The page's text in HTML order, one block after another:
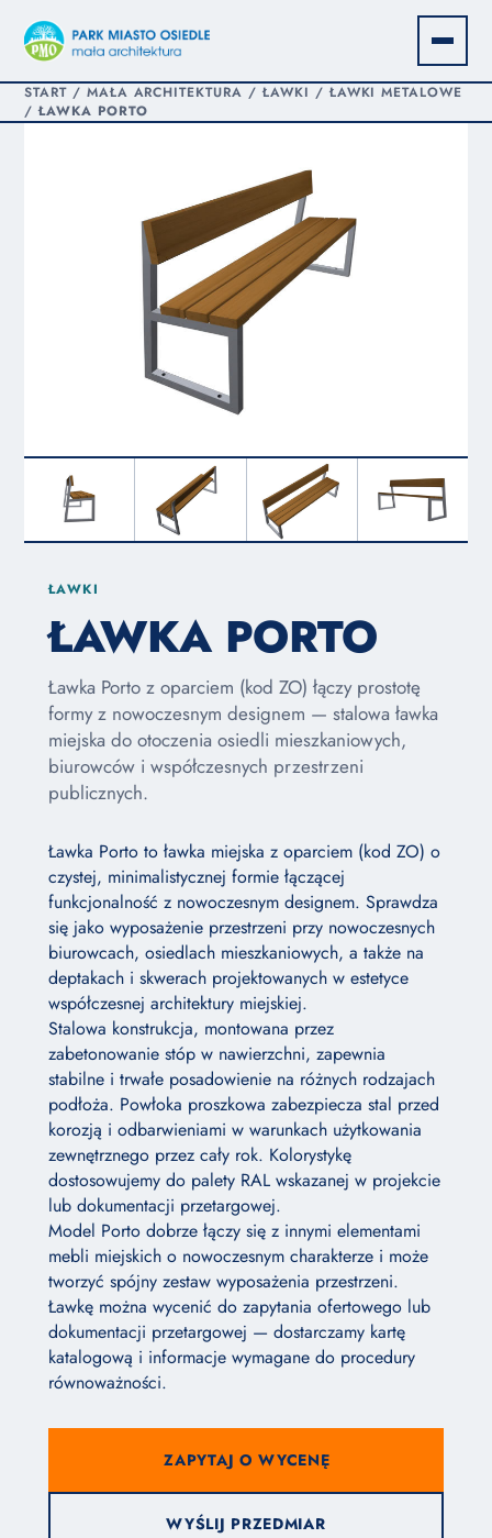
START/ MAŁA ARCHITEKTURA / ŁAWKI / ŁAWKI METALOWE
/ŁAWKA PORTO
ŁAWKI
ŁAWKA PORTO
Ławka Porto z oparciem (kod ZO) łączy prostotę
formy z nowoczesnym designem — stalowa ławka
miejska do otoczenia osiedli mieszkaniowych,
biurowców i współczesnych przestrzeni
publicznych.
Ławka Porto to ławka miejska z oparciem (kod ZO) o
czystej, minimalistycznej formie łączącej
funkcjonalność z nowoczesnym designem. Sprawdza
się jako wyposażenie przestrzeni przy nowoczesnych
biurowcach, osiedlach mieszkaniowych, a także na
deptakach i skwerach projektowanych w estetyce
współczesnej architektury miejskiej.
Stalowa konstrukcja, montowana przez
zabetonowanie stóp w nawierzchni, zapewnia
stabilne i trwałe posadowienie na różnych rodzajach
podłoża. Powłoka proszkowa zabezpiecza stal przed
korozją i odbarwieniami w warunkach użytkowania
zewnętrznego przez cały rok. Kolorystykę
dostosowujemy do palety RAL wskazanej w projekcie
lub dokumentacji przetargowej.
Model Porto dobrze łączy się z innymi elementami
mebli miejskich o nowoczesnym charakterze i może
tworzyć spójny zestaw wyposażenia przestrzeni.
Ławkę można wycenić do zapytania ofertowego lub
dokumentacji przetargowej — dostarczamy kartę
katalogową i informacje wymagane do procedury
równoważności.
ZAPYTAJ O WYCENĘ
WYŚLIJ PRZEDMIAR